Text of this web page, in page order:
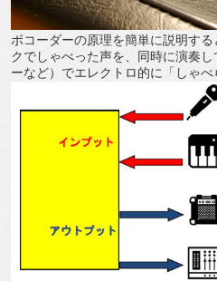
ボコーダーの原理を簡単に説明す
クでしゃべった声を、同時に演奏
ーなど）でエレクトロ的に「しゃべ